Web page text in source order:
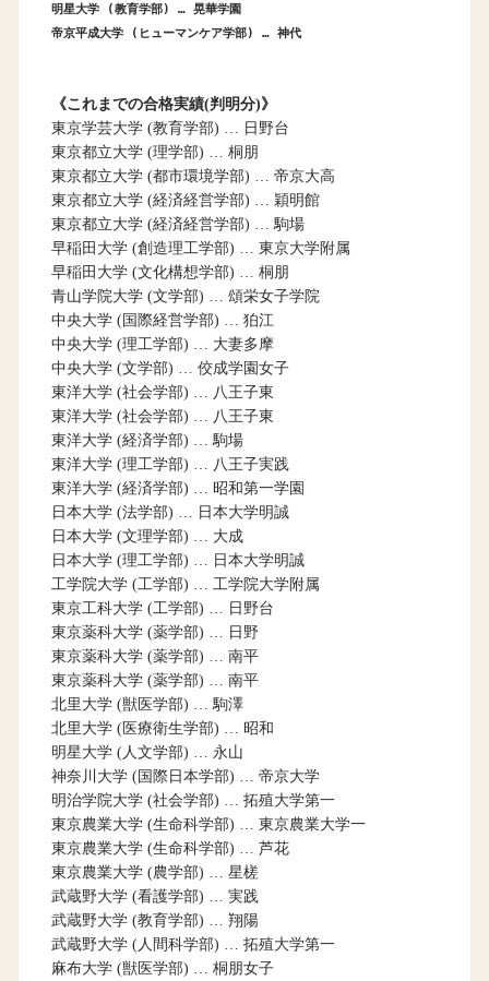
明星大学 (教育学部) … 晃華学園
帝京平成大学 (ヒューマンケア学部) … 神代
《これまでの合格実績(判明分)》
東京学芸大学 (教育学部) … 日野台
東京都立大学 (理学部) … 桐朋
東京都立大学 (都市環境学部) … 帝京大高
東京都立大学 (経済経営学部) … 穎明館
東京都立大学 (経済経営学部) … 駒場
早稲田大学 (創造理工学部) … 東京大学附属
早稲田大学 (文化構想学部) … 桐朋
青山学院大学 (文学部) … 頌栄女子学院
中央大学 (国際経営学部) … 狛江
中央大学 (理工学部) … 大妻多摩
中央大学 (文学部) … 佼成学園女子
東洋大学 (社会学部) … 八王子東
東洋大学 (社会学部) … 八王子東
東洋大学 (経済学部) … 駒場
東洋大学 (理工学部) … 八王子実践
東洋大学 (経済学部) … 昭和第一学園
日本大学 (法学部) … 日本大学明誠
日本大学 (文理学部) … 大成
日本大学 (理工学部) … 日本大学明誠
工学院大学 (工学部) … 工学院大学附属
東京工科大学 (工学部) … 日野台
東京薬科大学 (薬学部) … 日野
東京薬科大学 (薬学部) … 南平
東京薬科大学 (薬学部) … 南平
北里大学 (獣医学部) … 駒澤
北里大学 (医療衛生学部) … 昭和
明星大学 (人文学部) … 永山
神奈川大学 (国際日本学部) … 帝京大学
明治学院大学 (社会学部) … 拓殖大学第一
東京農業大学 (生命科学部) … 東京農業大学一
東京農業大学 (生命科学部) … 芦花
東京農業大学 (農学部) … 星槎
武蔵野大学 (看護学部) … 実践
武蔵野大学 (教育学部) … 翔陽
武蔵野大学 (人間科学部) … 拓殖大学第一
麻布大学 (獣医学部) … 桐朋女子